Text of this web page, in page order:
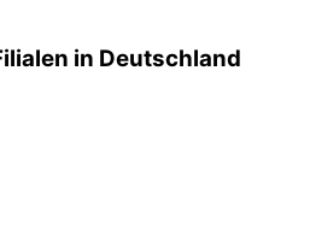
in Deutschland